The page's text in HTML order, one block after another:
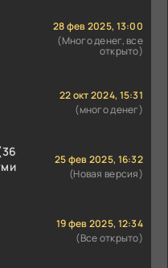
28 фев 2025, 13:00
(Много денег, все
открыто)
22 окт 2024, 15:31
(много денег)
25 фев 2025, 16:32
(Новая версия)
19 фев 2025, 12:34
(Все открыто)